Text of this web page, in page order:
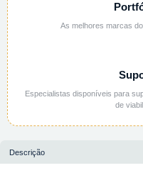
As melhores marcas
Especialistas disponíveis para
de
Descrição